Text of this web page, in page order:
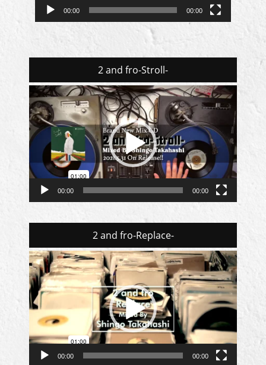
00:00 00:00
2 and fro-Stroll-
動
画
プ
レ
ー
ヤ
ー
00:00 00:00
2 and fro-Replace-
動
画
プ
レ
ー
00:00 00:00